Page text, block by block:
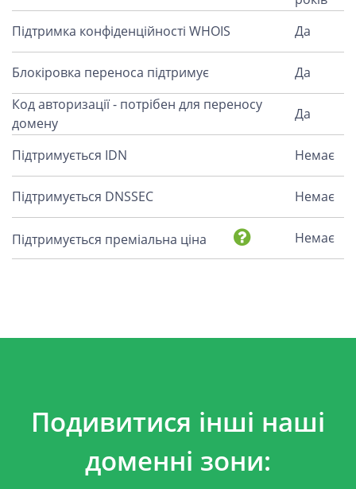
Підтримка конфіденційності WHOIS
Да
Блокіровка переноса підтримує
Да
Код авторизації - потрібен для переносу
домену
Да
Підтримується IDN Немає
Підтримується DNSSEC Немає
Підтримується преміальна ціна Немає
Подивитися інші наші
доменні зони: